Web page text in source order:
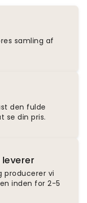
samling af
den fulde
se din pris.
producerer vi
inden for 2-5